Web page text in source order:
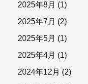
2025年8月 (1)
2025年7月 (2)
2025年5月 (1)
2025年4月 (1)
2024年12月 (2)